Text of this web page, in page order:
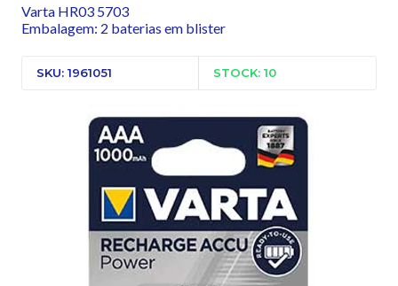
Varta HR03 5703
Embalagem: 2 baterias em blister
SKU: 1961051 STOCK: 10